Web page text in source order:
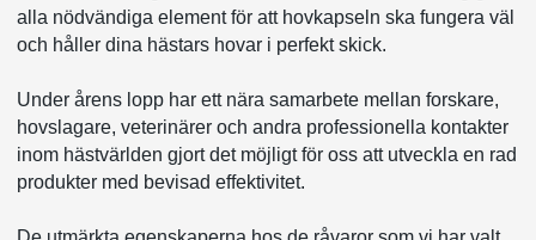
alla nödvändiga element för att hovkapseln ska fungera väl
och håller dina hästars hovar i perfekt skick.
Under årens lopp har ett nära samarbete mellan forskare,
hovslagare, veterinärer och andra professionella kontakter
inom hästvärlden gjort det möjligt för oss att utveckla en rad
produkter med bevisad effektivitet.